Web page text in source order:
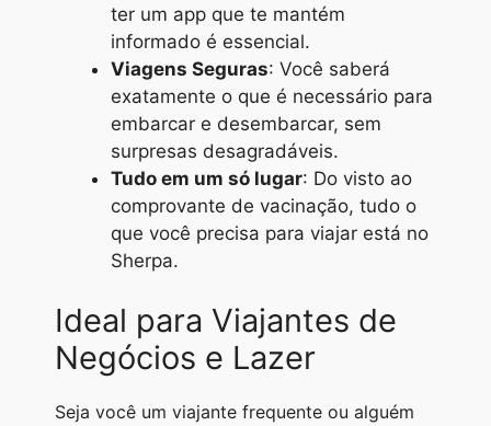
ter um app que te mantém
informado é essencial.
Viagens Seguras: Você saberá
exatamente o que é necessário para
embarcar e desembarcar, sem
surpresas desagradáveis.
Tudo em um só lugar: Do visto ao
comprovante de vacinação, tudo o
que você precisa para viajar está no
Sherpa.
Ideal para Viajantes de
Negócios e Lazer
Seja você um viajante frequente ou alguém